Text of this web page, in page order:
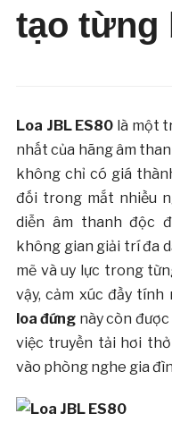
tạo từng
Loa JBL ES80 là một
nhất của hãng âm
không chỉ có giá
đối trong mắt nhiều
diễn âm thanh độc
không gian giải trí đa
mẽ và uy lực trong
vậy, cảm xúc đầy
loa đứng này còn
việc truyền tải hơi
vào phòng nghe gia